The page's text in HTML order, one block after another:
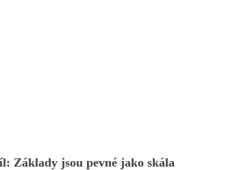
Základy jsou pevné jako skála